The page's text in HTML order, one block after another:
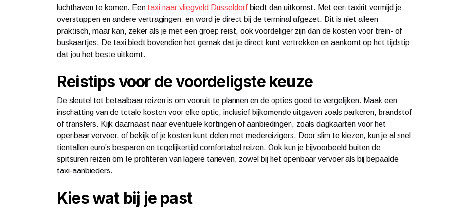
luchthaven te komen. Een taxi naar vliegveld Dusseldorf biedt dan uitkomst. Met een taxirit vermijd je
overstappen en andere vertragingen, en word je direct bij de terminal afgezet. Dit is niet alleen
praktisch, maar kan, zeker als je met een groep reist, ook voordeliger zijn dan de kosten voor trein- of
buskaartjes. De taxi biedt bovendien het gemak dat je direct kunt vertrekken en aankomt op het tijdstip
dat jou het beste uitkomt.
Reistips voor de voordeligste keuze
De sleutel tot betaalbaar reizen is om vooruit te plannen en de opties goed te vergelijken. Maak een
inschatting van de totale kosten voor elke optie, inclusief bijkomende uitgaven zoals parkeren, brandstof
of transfers. Kijk daarnaast naar eventuele kortingen of aanbiedingen, zoals dagkaarten voor het
openbaar vervoer, of bekijk of je kosten kunt delen met medereizigers. Door slim te kiezen, kun je al snel
tientallen euro’s besparen en tegelijkertijd comfortabel reizen. Ook kun je bijvoorbeeld buiten de
spitsuren reizen om te profiteren van lagere tarieven, zowel bij het openbaar vervoer als bij bepaalde
taxi-aanbieders.
Kies wat bij je past